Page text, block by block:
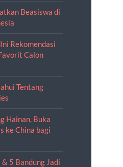
Beasiswa di
Rekomendasi
Calon
Tentang
Hainan, Buka
ke China bagi
5 Bandung Jadi